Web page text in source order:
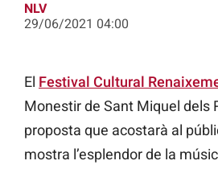
NLV
29/06/2021 04:00
El Festival Cultural
Monestir de Sant Miquel dels
proposta que acostarà al
mostra l’esplendor de la